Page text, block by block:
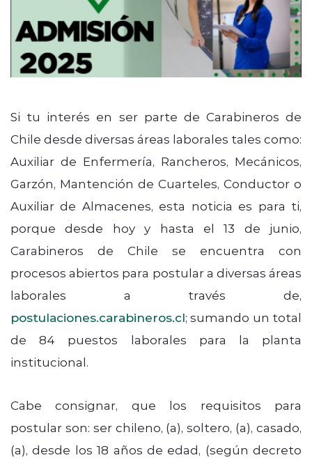
Si tu interés en ser parte de Carabineros de
Chile desde diversas áreas laborales tales como:
Auxiliar de Enfermería, Rancheros, Mecánicos,
Garzón, Mantención de Cuarteles, Conductor o
Auxiliar de Almacenes, esta noticia es para ti,
porque desde hoy y hasta el 13 de junio,
Carabineros de Chile se encuentra con
procesos abiertos para postular a diversas áreas
laborales a través de,
postulaciones.carabineros.cl; sumando un total
de 84 puestos laborales para la planta
institucional.
Cabe consignar, que los requisitos para
postular son: ser chileno, (a), soltero, (a), casado,
(a), desde los 18 años de edad, (según decreto